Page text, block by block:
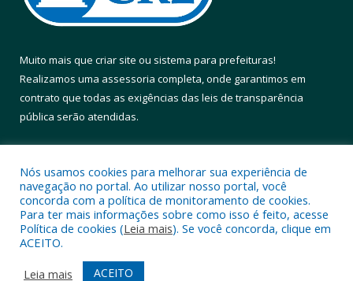
Muito mais que criar site ou sistema para prefeituras!
Realizamos uma assessoria completa, onde garantimos em
contrato que todas as exigências das leis de transparência
pública serão atendidas.
Todos os direitos reservados a Prefeitura Municipal de Altamira.
Mapa do Site
Acessar Área Administrativa
Nós usamos cookies para melhorar sua experiência de
navegação no portal. Ao utilizar nosso portal, você
concorda com a política de monitoramento de cookies.
Para ter mais informações sobre como isso é feito, acesse
Política de cookies (Leia mais). Se você concorda, clique em
ACEITO.
Leia mais
ACEITO